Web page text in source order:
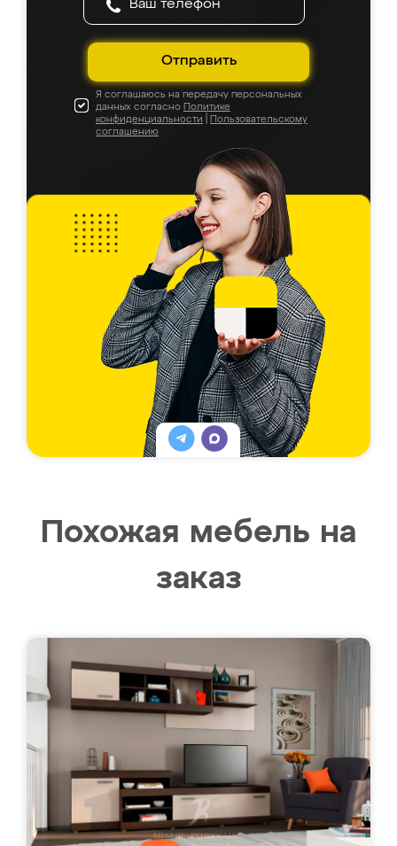
Отправить
Я соглашаюсь на передачу персональных
данных согласно Политике
конфиденциальности
Пользовательскому
соглашению
Похожая мебель на
заказ